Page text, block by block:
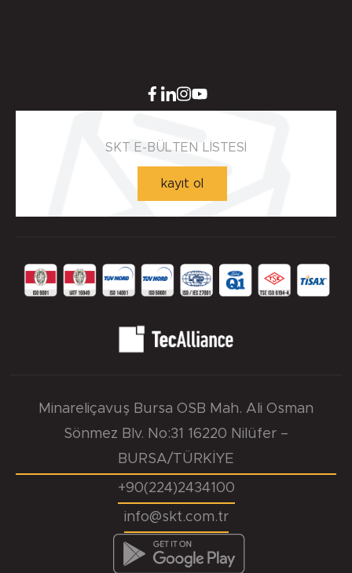
SKT E-BÜLTEN LİSTESİ
kayıt ol
Minareliçavuş Bursa OSB Mah. Ali Osman
Sönmez Blv. No:31 16220 Nilüfer –
BURSA/TÜRKİYE
+90(224)2434100
info@skt.com.tr